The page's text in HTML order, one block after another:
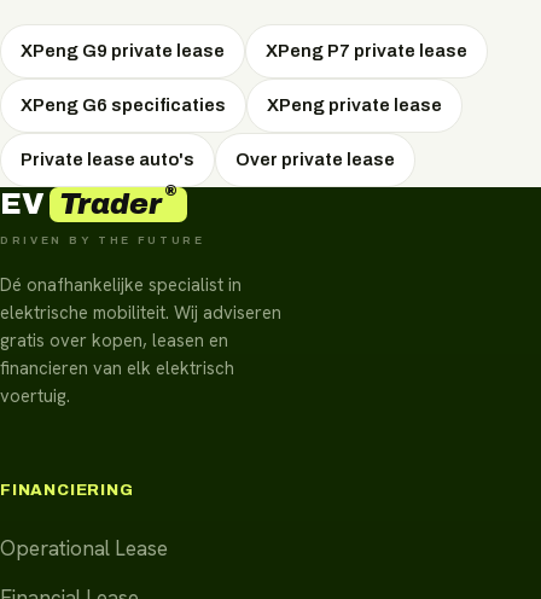
XPeng G9 private lease XPeng P7 private lease
XPeng G6 specificaties XPeng private lease
Private lease auto's Over private lease
EV Trader®
DRIVEN BY THE FUTURE
Dé onafhankelijke specialist in
elektrische mobiliteit. Wij adviseren
gratis over kopen, leasen en
financieren van elk elektrisch
voertuig.
FINANCIERING
Operational Lease